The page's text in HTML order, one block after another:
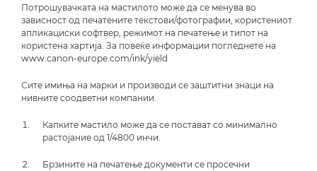
Потрошувачката на мастилото може да се менува во
зависност од печатените текстови/фотографии, користениот
апликациски софтвер, режимот на печатење и типот на
користена хартија. За повеќе информации погледнете на
www.canon-europe.com/ink/yield
Сите имиња на марки и производи се заштитни знаци на
нивните соодветни компании.
Капките мастило може да се постават со минимално
растојание од 1/4800 инчи.
Брзините на печатење документи се просечни